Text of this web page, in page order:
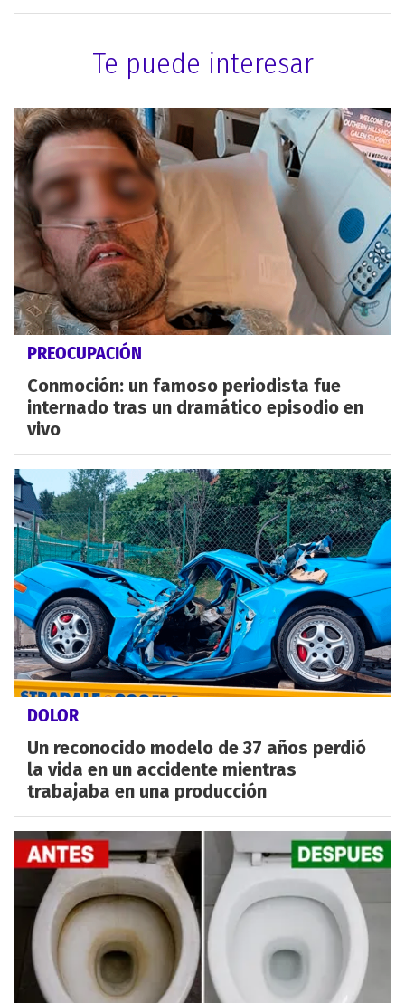
Te puede interesar
PREOCUPACIÓN
Conmoción: un famoso periodista fue
internado tras un dramático episodio en
vivo
DOLOR
Un reconocido modelo de 37 años perdió
la vida en un accidente mientras
trabajaba en una producción